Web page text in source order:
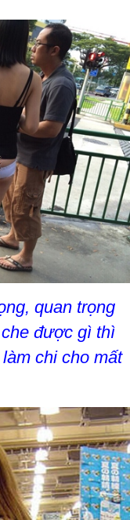
quan trọng
được gì thì
chi cho mất